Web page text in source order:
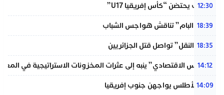
12:30
المغرب يحتضن “كأس إفريقيا U17”
18:39
شبيبة “البام” تناقش هواجس الشباب
18:35
“خردة النقل” تواصل قتل الجزائريين
14:12
“المجلس الاقتصادي” ينبه إلى عثرات المخزونات الاستراتيجية في
14:09
لبؤات الأطلس يواجهن جنوب إفريقيا